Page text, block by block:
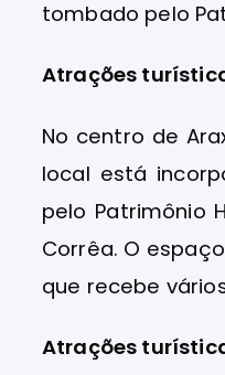
tombado pelo
Atrações
No centro de
local está
pelo Patrimônio
Corrêa. O
que recebe
Atrações